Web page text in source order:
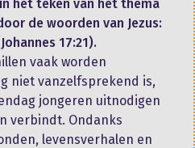
het teken van het thema
de woorden van Jezus:
17:21).
vaak worden
niet vanzelfsprekend is,
jongeren uitnodigen
verbindt. Ondanks
levensverhalen en